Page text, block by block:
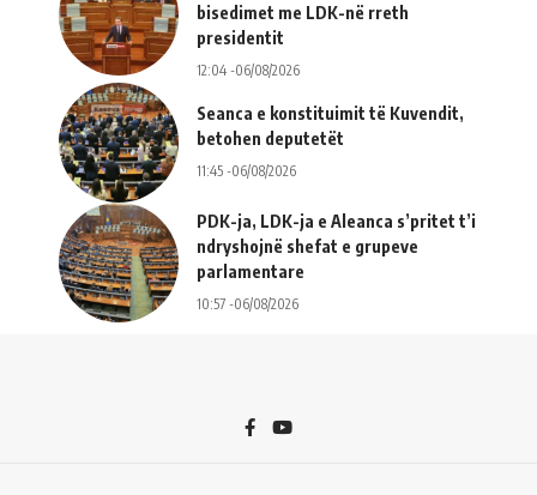
bisedimet me LDK-në rreth
presidentit
12:04 -06/08/2026
Seanca e konstituimit të Kuvendit,
betohen deputetët
11:45 -06/08/2026
PDK-ja, LDK-ja e Aleanca s’pritet t’i
ndryshojnë shefat e grupeve
parlamentare
10:57 -06/08/2026